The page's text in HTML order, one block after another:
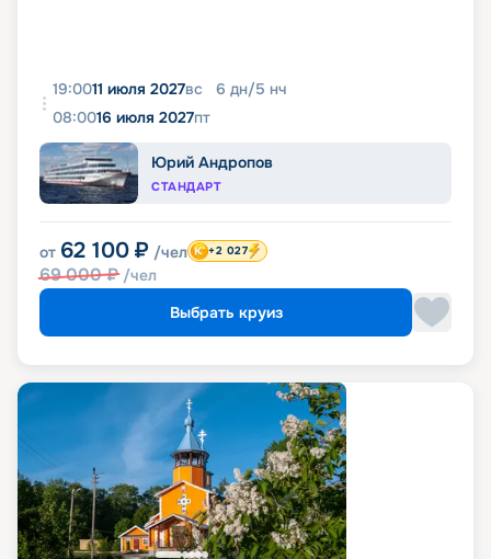
19:0011 июля 2027вс 6 дн/5 нч
08:0016 июля 2027пт
Юрий Андропов
СТАНДАРТ
от 62 100 ₽ /чел
69 000₽ /чел
+2 027
Выбрать круиз